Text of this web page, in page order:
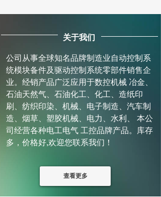
关于我们
公司从事全球知名品牌制造业自动控制系
统模块备件及驱动控制系统零部件销售企
业。经销产品广泛应用于数控机械 冶金、
石油天然气、石油化工、化工、造纸印
刷、纺织印染、机械、电子制造、汽车制
造、烟草、塑胶机械、电力、水利、 本公
司经营各种电工电气 工控品牌产品。库存
多，价格好,欢迎您联系我们！
查看更多